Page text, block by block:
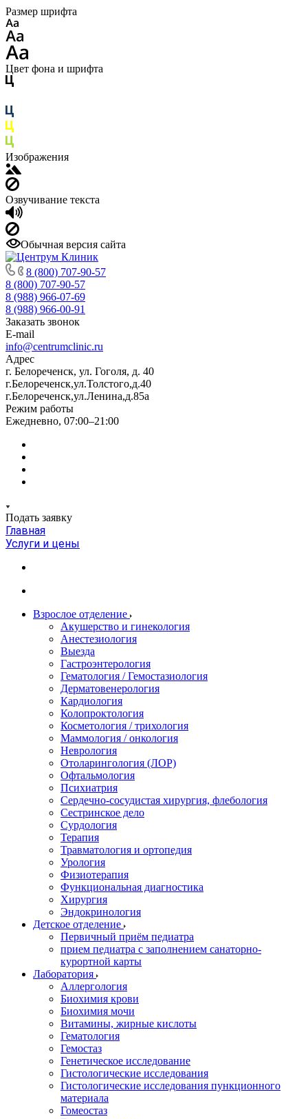
Размер шрифта
Цвет фона и шрифта
Изображения
Озвучивание текста
Обычная версия сайта
8 (800) 707-90-57
8 (800) 707-90-57
8 (988) 966-07-69
8 (988) 966-00-91
Заказать звонок
E-mail
info@centrumclinic.ru
Адрес
г. Белореченск, ул. Гоголя, д. 40
г.Белореченск,ул.Толстого,д.40
г.Белореченск,ул.Ленина,д.85а
Режим работы
Ежедневно, 07:00–21:00
Подать заявку
Главная
Услуги и цены
Взрослое отделение
Акушерство и гинекология
Анестезиология
Выезда
Гастроэнтерология
Гематология / Гемостазиология
Дерматовенерология
Кардиология
Колопроктология
Косметология / трихология
Маммология / онкология
Неврология
Отоларингология (ЛОР)
Офтальмология
Психиатрия
Сердечно-сосудистая хирургия, флебология
Сестринское дело
Сурдология
Терапия
Травматология и ортопедия
Урология
Физиотерапия
Функциональная диагностика
Хирургия
Эндокринология
Детское отделение
Первичный приём педиатра
прием педиатра с заполнением санаторно-
курортной карты
Лаборатория
Аллергология
Биохимия крови
Биохимия мочи
Витамины, жирные кислоты
Гематология
Гемостаз
Генетическое исследование
Гистологические исследования
Гистологические исследования пункционного
материала
Гомеостаз